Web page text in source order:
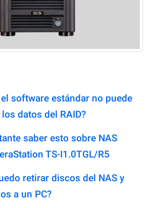
software estándar no puede
datos del RAID?
saber esto sobre NAS
TS-I1.0TGL/R5
retirar discos del NAS y
a un PC?